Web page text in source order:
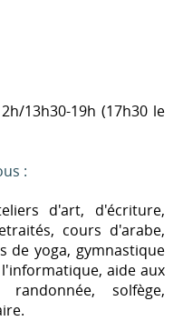
13h30-19h (17h30 le
:
d'art, d'écriture,
cours d'arabe,
de yoga, gymnastique
aide aux
randonnée, solfège,